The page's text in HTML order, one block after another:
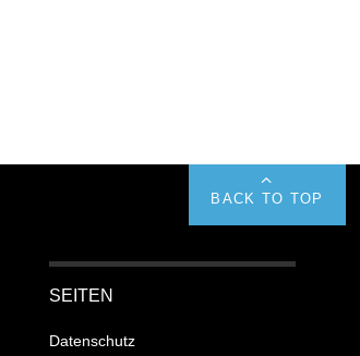
BACK TO TOP
SEITEN
Datenschutz